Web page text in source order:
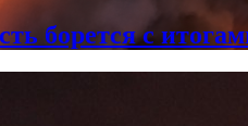
борется с